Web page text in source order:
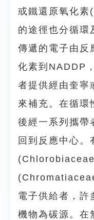
或鐵還原氧化
的途徑也分循環
傳遞的電子由反
化素到NADDP
者提供經由奎寧
來補充。在循環
後經一系列攜帶
回到反應中心。
電子供給者，許
機物為碳源。在